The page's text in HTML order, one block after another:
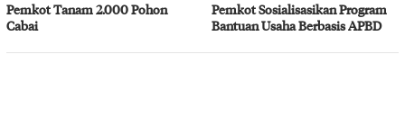
Pemkot Tanam 2.000 Pohon
Cabai
Pemkot Sosialisasikan Program
Bantuan Usaha Berbasis APBD